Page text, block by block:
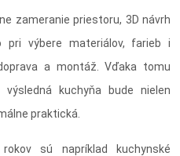
zameranie priestoru, 3D návrh
pri výbere materiálov, farieb i
a montáž. Vďaka tomu
kuchyňa bude nielen
praktická.
sú napríklad kuchynské